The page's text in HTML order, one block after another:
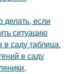
делать, если
ситуацию
саду таблица.
в саду